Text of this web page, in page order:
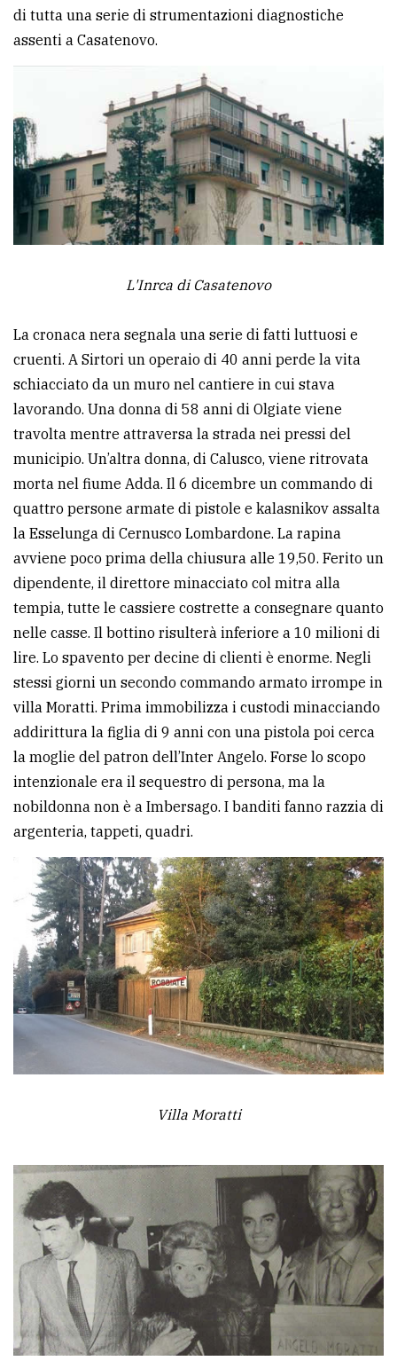
di tutta una serie di strumentazioni diagnostiche
assenti a Casatenovo.
L'Inrca di Casatenovo
La cronaca nera segnala una serie di fatti luttuosi e
cruenti. A Sirtori un operaio di 40 anni perde la vita
schiacciato da un muro nel cantiere in cui stava
lavorando. Una donna di 58 anni di Olgiate viene
travolta mentre attraversa la strada nei pressi del
municipio. Un’altra donna, di Calusco, viene ritrovata
morta nel fiume Adda. Il 6 dicembre un commando di
quattro persone armate di pistole e kalasnikov assalta
la Esselunga di Cernusco Lombardone. La rapina
avviene poco prima della chiusura alle 19,50. Ferito un
dipendente, il direttore minacciato col mitra alla
tempia, tutte le cassiere costrette a consegnare quanto
nelle casse. Il bottino risulterà inferiore a 10 milioni di
lire. Lo spavento per decine di clienti è enorme. Negli
stessi giorni un secondo commando armato irrompe in
villa Moratti. Prima immobilizza i custodi minacciando
addirittura la figlia di 9 anni con una pistola poi cerca
la moglie del patron dell’Inter Angelo. Forse lo scopo
intenzionale era il sequestro di persona, ma la
nobildonna non è a Imbersago. I banditi fanno razzia di
argenteria, tappeti, quadri.
Villa Moratti